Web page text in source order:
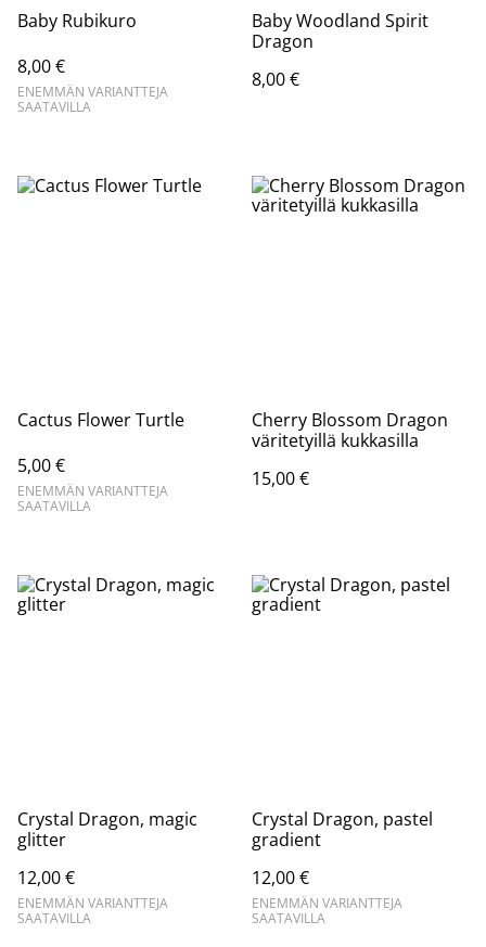
Baby Rubikuro
8,00 €
ENEMMÄN VARIANTTEJA
SAATAVILLA
Baby Woodland Spirit
Dragon
8,00 €
Cactus Flower Turtle
5,00 €
ENEMMÄN VARIANTTEJA
SAATAVILLA
Cherry Blossom Dragon
väritetyillä kukkasilla
15,00 €
Crystal Dragon, magic
glitter
12,00 €
ENEMMÄN VARIANTTEJA
SAATAVILLA
Crystal Dragon, pastel
gradient
12,00 €
ENEMMÄN VARIANTTEJA
SAATAVILLA